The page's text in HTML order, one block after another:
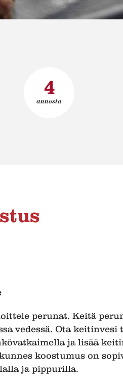
4
annosta
perunat. Keitä
vedessä. Ota keitinvesi
ja lisää
koostumus on
ja pippurilla.